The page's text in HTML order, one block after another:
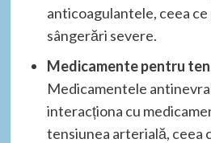
anticoagulantele, ceea ce
sângerări severe.
Medicamente pentru
Medicamentele
interacționa cu
tensiunea arterială, ceea